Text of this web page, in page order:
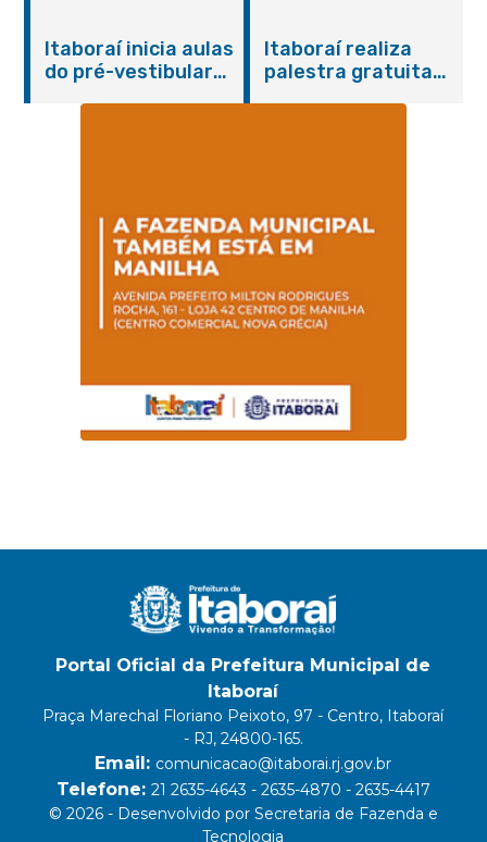
sexta-feira (07/08)
primeiros socorros
em Itaboraí
Itaboraí inicia aulas
do pré-vestibular
Itaboraí realiza
palestra gratuita
Portal Oficial da Prefeitura Municipal de
Itaboraí
Praça Marechal Floriano Peixoto, 97 - Centro, Itaboraí
- RJ, 24800-165.
Email: comunicacao@itaborai.rj.gov.br
Telefone: 21 2635-4643 - 2635-4870 - 2635-4417
© 2026 - Desenvolvido por Secretaria de Fazenda e
Tecnologia